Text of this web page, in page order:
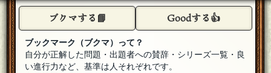
おもち
参加します[18年08月20日 16:51]
ブクマする📘 Goodする👍
ブックマーク（ブクマ）って？
自分が正解した問題・出題者への賛辞・シリーズ一覧・良
い進行力など、基準は人それぞれです。